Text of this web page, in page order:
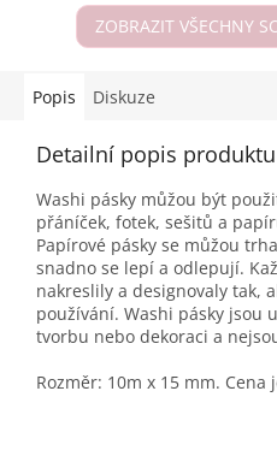
ZOBRAZIT VŠECHNY
Popis Diskuze
Detailní popis produktu
Washi pásky můžou být
přáníček, fotek, sešitů a
Papírové pásky se můžou
snadno se lepí a odlepují.
nakreslily a designovaly tak,
používání. Washi pásky jsou
tvorbu nebo dekoraci a
Rozměr: 10m x 15 mm. Cena